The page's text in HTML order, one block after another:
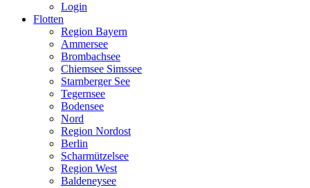
Login
Flotten
Region Bayern
Ammersee
Brombachsee
Chiemsee Simssee
Starnberger See
Tegernsee
Bodensee
Nord
Region Nordost
Berlin
Scharmützelsee
Region West
Baldeneysee